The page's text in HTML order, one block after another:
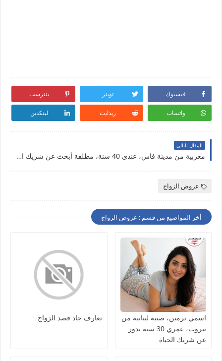
فيسبوك تويتر بنترست
واتساب ريدايت لينكدين
المقال التالي
مغربية من مدينة فاس، عندي 40 سنة، مطلقة أبحث عن شريك الحياة جاد قصد الزواج
عروض الزواج
أخر المواضيع من قسم : عروض الزواج
اسمي نرمين، صبية لبنانية من
بيروت، عمري 30 سنة بدور
عن شريك الحياة
تعارف جاد قصد الزواج